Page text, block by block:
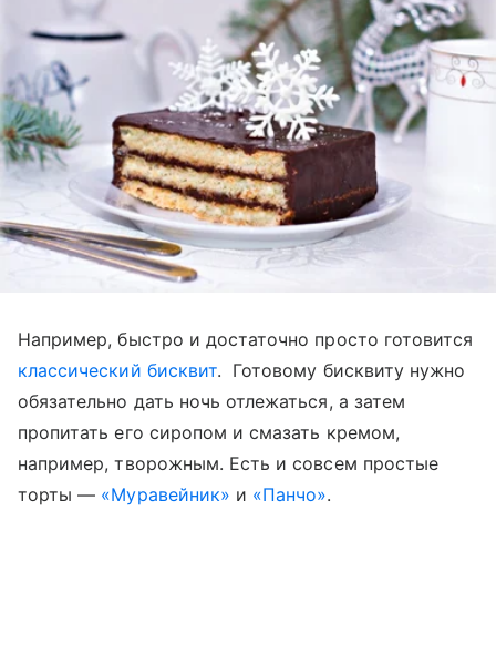
Например, быстро и достаточно просто готовится
классический бисквит. Готовому бисквиту нужно
обязательно дать ночь отлежаться, а затем
пропитать его сиропом и смазать кремом,
например, творожным. Есть и совсем простые
торты — «Муравейник» и «Панчо».